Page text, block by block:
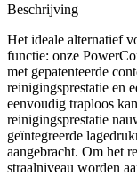
Beschrijving
Het ideale alternatief
functie: onze
met gepatenteerde
reinigingsprestatie en
eenvoudig traploos
reinigingsprestatie
geïntegreerde
aangebracht. Om het
straalniveau worden